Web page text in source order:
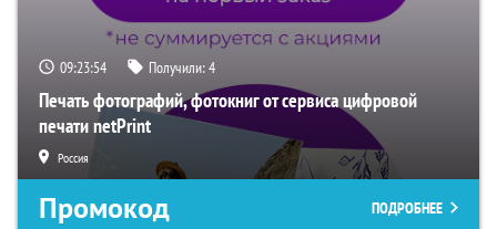
09:23:53 Получили:4
Печать фотографий, фотокниг от сервиса цифровой
печати netPrint
Россия
Промокод ПОДРОБНЕЕ